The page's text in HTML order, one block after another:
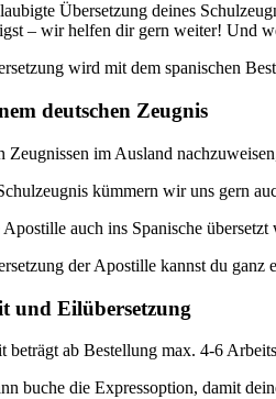
Übersetzung deines
– wir helfen dir gern weiter! Und
wird mit dem spanischen
deutschen Zeugnis
Zeugnissen im Ausland
kümmern wir uns gern
auch ins Spanische
der Apostille kannst du
und Eilübersetzung
beträgt ab Bestellung max. 4-6
buche die Expressoption, damit